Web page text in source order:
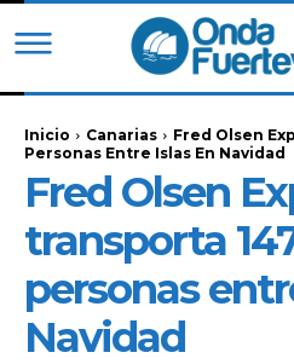
Inicio Canarias
Fred Olsen
Personas Entre Islas En Navidad
Fred Olsen
transporta
personas
Navidad